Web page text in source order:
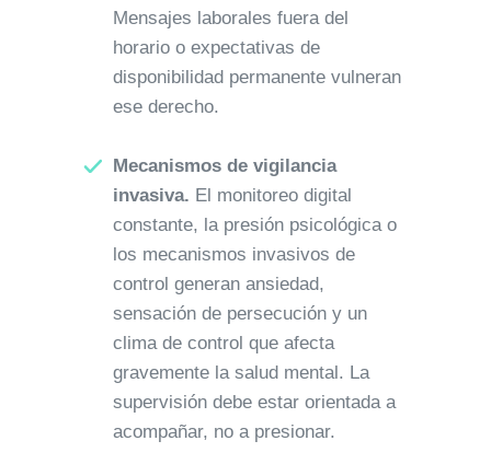
Mensajes laborales fuera del
horario o expectativas de
disponibilidad permanente vulneran
ese derecho.
Mecanismos de vigilancia
invasiva. El monitoreo digital
constante, la presión psicológica o
los mecanismos invasivos de
control generan ansiedad,
sensación de persecución y un
clima de control que afecta
gravemente la salud mental. La
supervisión debe estar orientada a
acompañar, no a presionar.